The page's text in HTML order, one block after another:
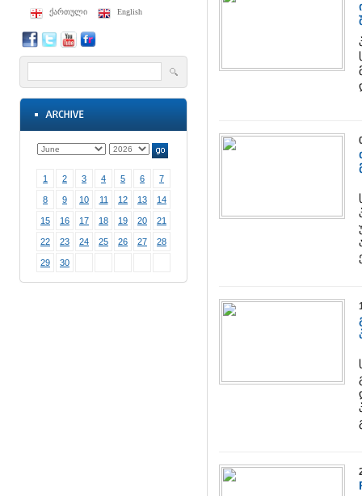
ქართული English
1 2 3 4 5 6 7
8 9 10 11 12 13 14
15 16 17 18 19 20 21
22 23 24 25 26 27 28
29 30